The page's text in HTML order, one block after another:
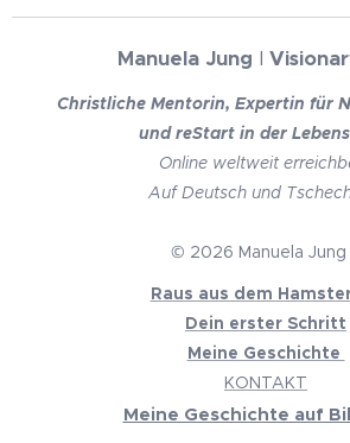
Manuela Jung I
Christliche Mentorin, Expertin für
und reStart in der
Online weltweit
Auf Deutsch und
© 2026 Manuela Jung
Raus aus dem
Dein erster Schritt
Meine Geschichte
KONTAKT
Meine Geschichte auf